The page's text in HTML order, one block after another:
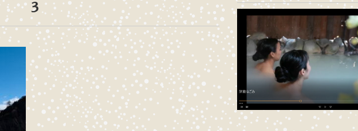
3